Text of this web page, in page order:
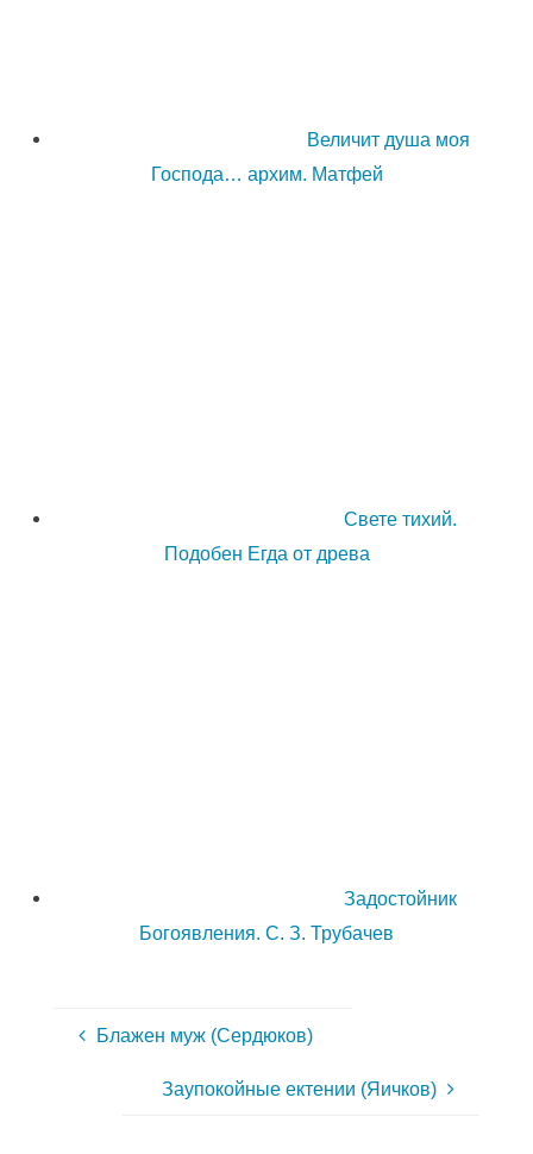
Величит душа моя
Господа… архим. Матфей
Свете тихий.
Подобен Егда от древа
Задостойник
Богоявления. С. З. Трубачев
Блажен муж (Сердюков)
Заупокойные ектении (Яичков)